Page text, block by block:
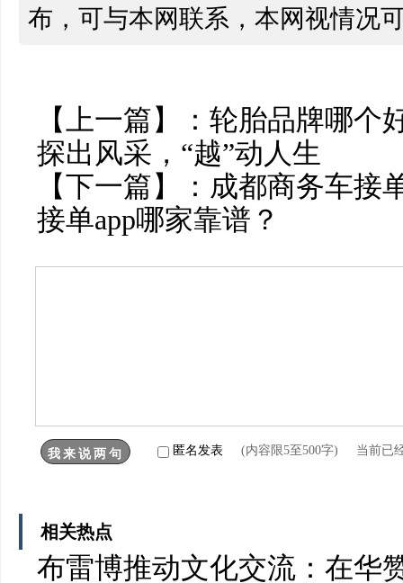
布，可与本网联系，本网视情况
【上一篇】： 轮胎品牌哪个
探出风采，“越”动人生
【下一篇】： 成都商务车接
接单app哪家靠谱？
匿名发表 (内容限5至500字) 当前已
相关热点
布雷博推动文化交流：在华